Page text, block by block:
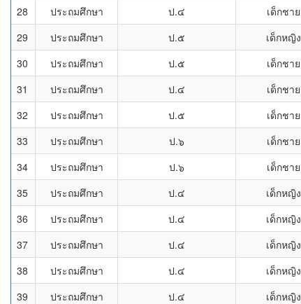
28
ประถมศึกษา ป.๔ เด็กชาย
29
ประถมศึกษา ป.๕ เด็กหญิง
30
ประถมศึกษา ป.๕ เด็กชาย
31
ประถมศึกษา ป.๔ เด็กชาย
32
ประถมศึกษา ป.๕ เด็กชาย
33
ประถมศึกษา ป.๖ เด็กชาย
34
ประถมศึกษา ป.๖ เด็กชาย
35
ประถมศึกษา ป.๔ เด็กหญิง
36
ประถมศึกษา ป.๔ เด็กหญิง
37
ประถมศึกษา ป.๔ เด็กหญิง
38
ประถมศึกษา ป.๔ เด็กหญิง
39
ประถมศึกษา ป.๔ เด็กหญิง